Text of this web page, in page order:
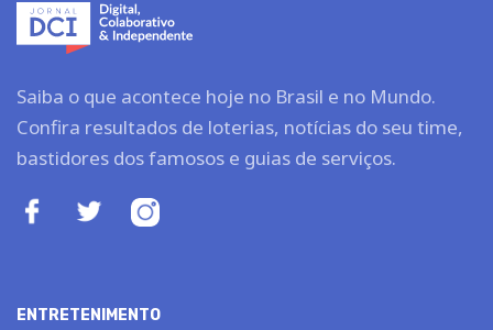
Saiba o que acontece hoje no Brasil e no Mundo.
Confira resultados de loterias, notícias do seu time,
bastidores dos famosos e guias de serviços.
ENTRETENIMENTO